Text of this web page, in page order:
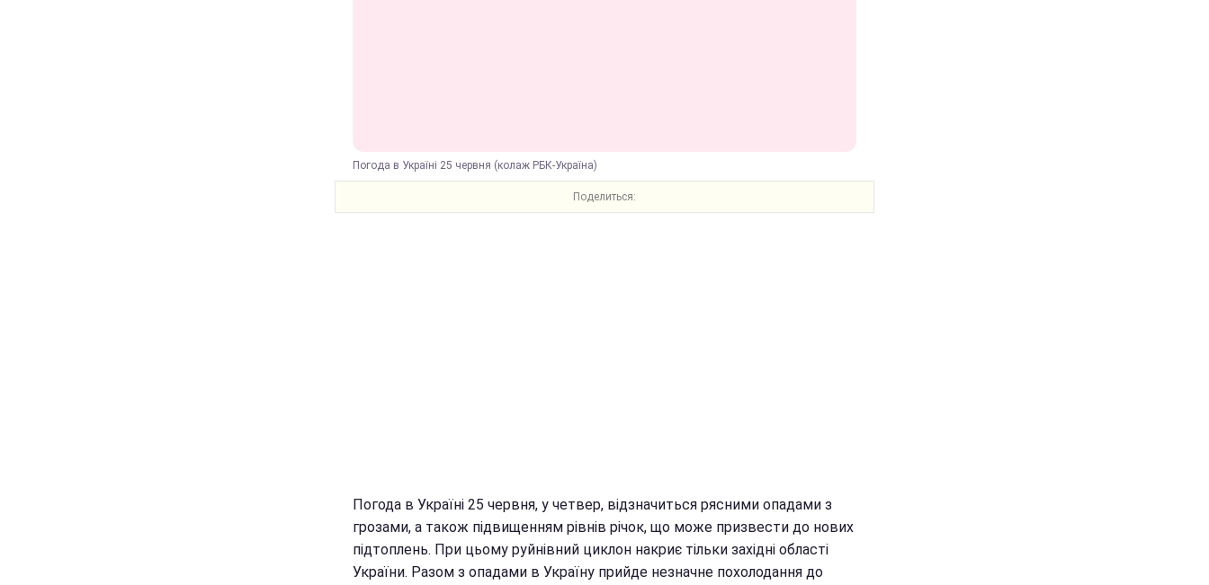
Погода в Україні 25 червня (колаж РБК-Україна)
Поделиться:
Погода в Україні 25 червня, у четвер, відзначиться рясними опадами з
грозами, а також підвищенням рівнів річок, що може призвести до нових
підтоплень. При цьому руйнівний циклон накриє тільки західні області
України. Разом з опадами в Україну прийде незначне похолодання до